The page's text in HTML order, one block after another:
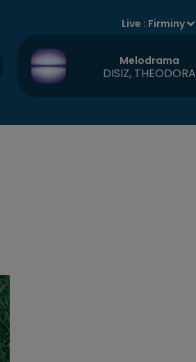
Live : Firminy
Melodrama
DISIZ, THEODORA